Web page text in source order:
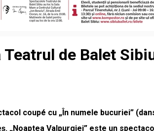
de Balet
coupé cu „În numele bucuriei”
„Noaptea Valpurgiei” este un